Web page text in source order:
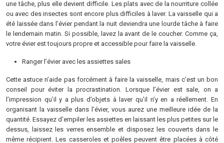
une tâche, plus elle devient difficile. Les plats avec de la nourriture collée
ou avec des insectes sont encore plus difficiles à laver. La vaisselle qui a
été laissée dans l’évier pendant la nuit deviendra une lourde tâche à faire
le lendemain matin. Si possible, lavez la avant de le coucher. Comme ça,
votre évier est toujours propre et accessible pour faire la vaisselle.
Ranger l’évier avec les assiettes sales
Cette astuce n’aide pas forcément à faire la vaisselle, mais c’est un bon
conseil pour éviter la procrastination. Lorsque l’évier est sale, on a
l’impression qu’il y a plus d’objets à laver qu’il n’y en a réellement. En
organisant la vaisselle dans l’évier, vous aurez une meilleure idée de la
quantité. Essayez d’empiler les assiettes en laissant les plus petites sur le
dessus, laissez les verres ensemble et disposez les couverts dans le
même récipient. Les casseroles et poêles peuvent être placées à côté